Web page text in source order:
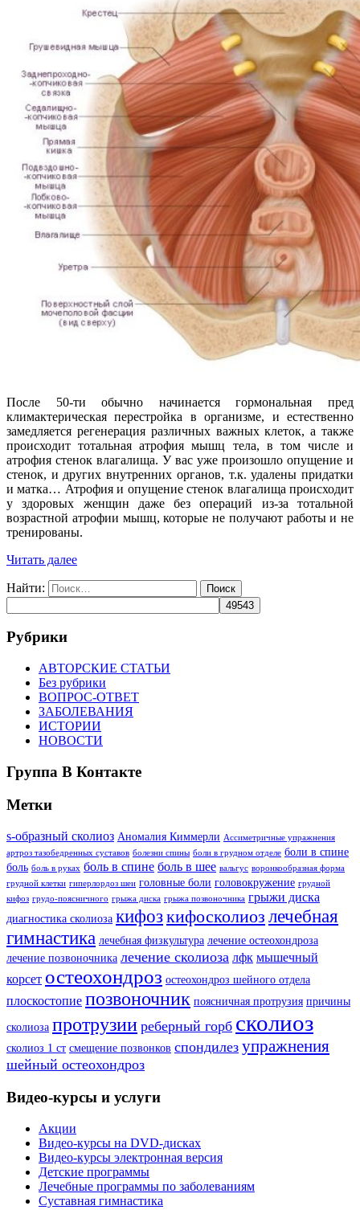
После 50-ти обычно начинается гормональная пред
климактерическая перестройка в организме, и естественно
замедляется регенерация различных важных клеток, а также
происходит тотальная атрофия мышц тела, в том числе и
атрофия стенок влагалища. У вас уже произошло опущение и
стенок, и других внутренних органов, т.к. удалены придатки
и матка… Атрофия и опущение стенок влагалища происходит
у здоровых женщин даже без операций из-за тотальной
возрастной атрофии мышц, которые не получают работы и не
тренированы.
Читать далее
Найти:
Рубрики
АВТОРСКИЕ СТАТЬИ
Без рубрики
ВОПРОС-ОТВЕТ
ЗАБОЛЕВАНИЯ
ИСТОРИИ
НОВОСТИ
Группа В Контакте
Метки
s-образный сколиоз Аномалия Киммерли Ассиметричные упражнения
артроз тазобедренных суставов болезни спины боли в грудном отделе боли в спине
боль боль в руках боль в спине боль в шее вальгус воронкообразная форма
грудной клетки гиперлордоз шеи головные боли головокружение грудной
кифоз грудо-поясничного грыжа диска грыжа позвоночника грыжи диска
диагностика сколиоза кифозкифосколиоз лечебная
гимнастика лечебная физкультура лечение остеохондроза
лечение позвоночника лечение сколиоза лфк мышечный
корсет остеохондроз остеохондроз шейного отдела
плоскостопие позвоночник поясничная протрузия причины
сколиоза протрузии реберный горб сколиоз
сколиоз 1 ст смещение позвонков спондилез упражнения
шейный остеохондроз
Видео-курсы и услуги
Акции
Видео-курсы на DVD-дисках
Видео-курсы электронная версия
Детские программы
Лечебные программы по заболеваниям
Суставная гимнастика